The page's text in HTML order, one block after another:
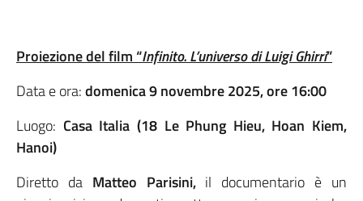
Proiezione del film “Infinito. L’universo di Luigi Ghirri”
Data e ora:domenica 9 novembre 2025, ore 16:00
Luogo: Casa Italia (18 Le Phung Hieu, Hoan Kiem,
Hanoi)
Diretto da Matteo Parisini,il documentario è un